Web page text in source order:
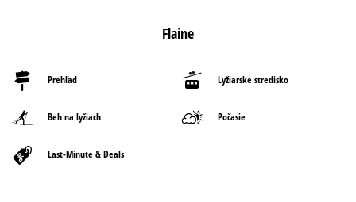
Flaine
Prehľad Lyžiarske stredisko
Beh na lyžiach Počasie
Last-Minute & Deals